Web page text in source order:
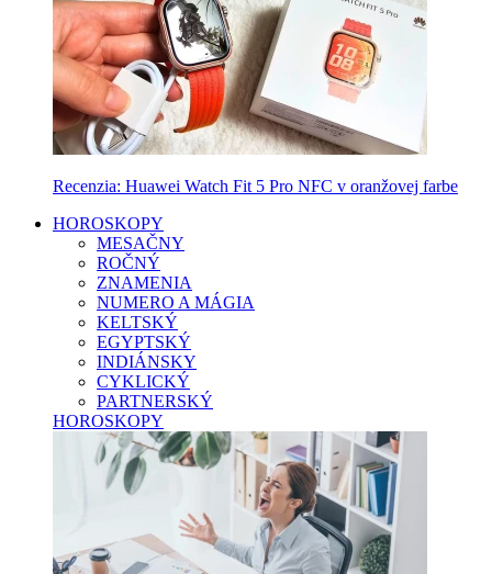
Recenzia: Huawei Watch Fit 5 Pro NFC v oranžovej farbe
HOROSKOPY
MESAČNY
ROČNÝ
ZNAMENIA
NUMERO A MÁGIA
KELTSKÝ
EGYPTSKÝ
INDIÁNSKY
CYKLICKÝ
PARTNERSKÝ
HOROSKOPY